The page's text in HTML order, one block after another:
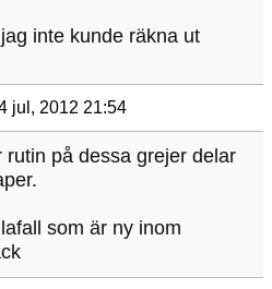
inte kunde räkna ut
jul, 2012 21:54
rutin på dessa grejer delar
som är ny inom